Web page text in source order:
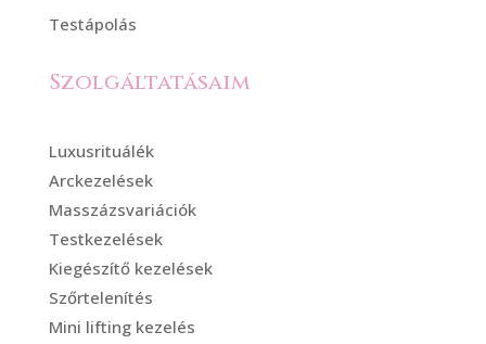
Testápolás
Szolgáltatásaim
Luxusrituálék
Arckezelések
Masszázsvariációk
Testkezelések
Kiegészítő kezelések
Szőrtelenítés
Mini lifting kezelés